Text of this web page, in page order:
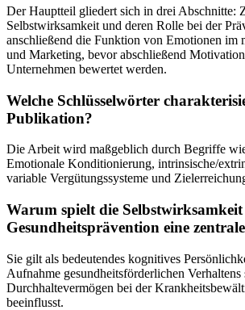
Der Hauptteil gliedert sich in drei Abschnitte:
Selbstwirksamkeit und deren Rolle bei der
anschließend die Funktion von Emotionen im
und Marketing, bevor abschließend
Unternehmen bewertet werden.
Welche Schlüsselwörter
Publikation?
Die Arbeit wird maßgeblich durch Begriffe
Emotionale Konditionierung, intrinsische/
variable Vergütungssysteme und
Warum spielt die
Gesundheitsprävention eine
Sie gilt als bedeutendes kognitives
Aufnahme gesundheitsförderlichen Verhaltens
Durchhaltevermögen bei der
beeinflusst.